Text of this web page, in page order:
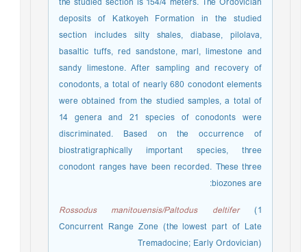
deposits of Katkoyeh Formation in the studied
section includes silty shales, diabase, pilolava,
basaltic tuffs, red sandstone, marl, limestone and
sandy limestone. After sampling and recovery of
conodonts, a total of nearly 680 conodont elements
were obtained from the studied samples, a total of
14 genera and 21 species of conodonts were
discriminated. Based on the occurrence of
biostratigraphically important species, three
conodont ranges have been recorded. These three
biozones are:
Rossodus manitouensis/Paltodus deltifer
Concurrent Range Zone (the lowest part of Late
Tremadocine; Early Ordovician)